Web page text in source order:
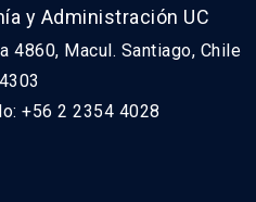
y Administración UC
4860, Macul. Santiago, Chile
+56 2 2354 4028